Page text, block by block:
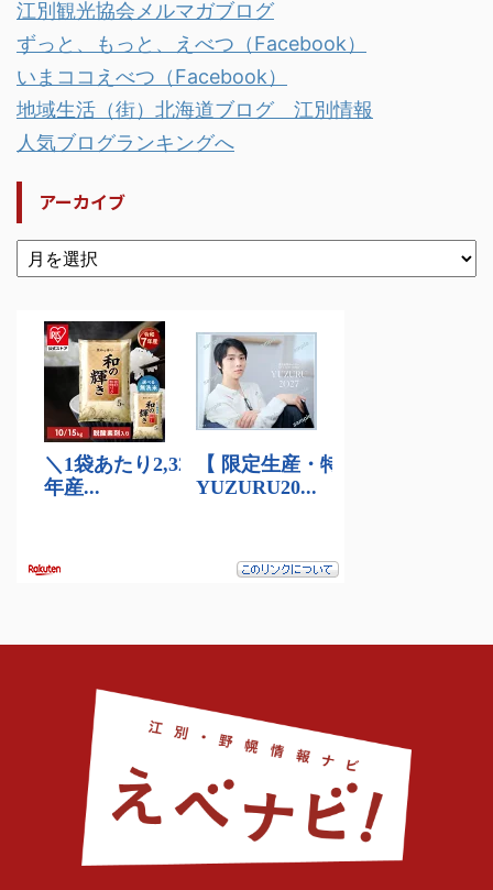
江別観光協会メルマガブログ
ずっと、もっと、えべつ（Facebook）
いまココえべつ（Facebook）
地域生活（街）北海道ブログ 江別情報
人気ブログランキングへ
アーカイブ